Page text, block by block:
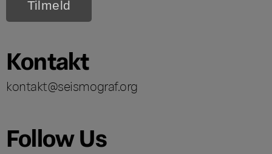
Kontakt
kontakt@seismograf.org
Follow Us